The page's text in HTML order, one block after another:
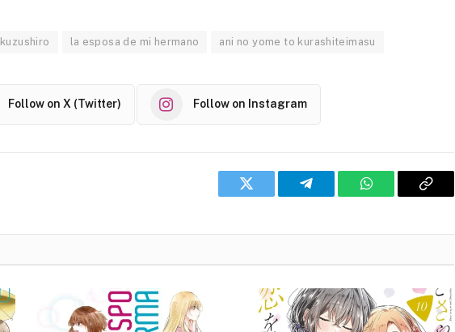
kuzushiro la esposa de mi hermano ani no yome to kurashiteimasu
Follow on X (Twitter) Follow on Instagram
Twitter Telegram WhatsAppCopy